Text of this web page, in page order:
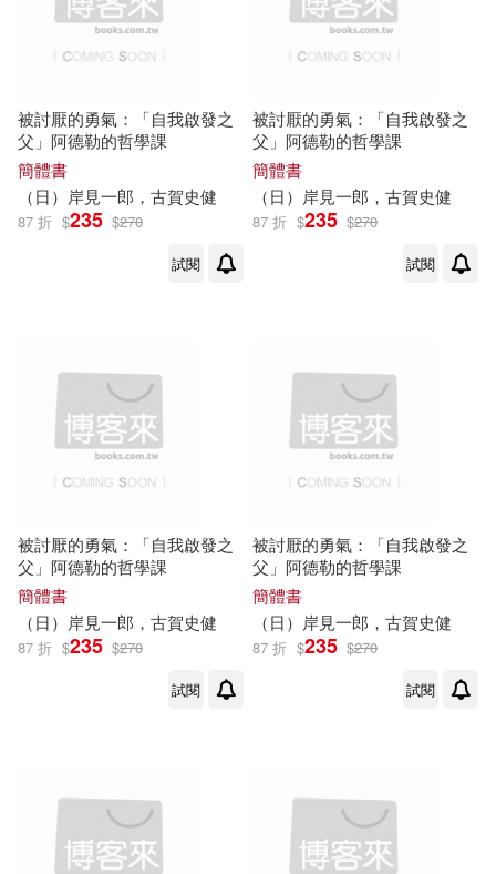
被討厭的勇氣：「自我啟發之
父」阿德勒的哲學課
簡體書
（日） 岸見一郎 ， 古賀史健
87 折 $235 $270
試閱
被討厭的勇氣：「自我啟發之
父」阿德勒的哲學課
簡體書
（日） 岸見一郎 ， 古賀史健
87 折 $235 $270
試閱
被討厭的勇氣：「自我啟發之
父」阿德勒的哲學課
簡體書
（日） 岸見一郎 ， 古賀史健
87 折 $235 $270
試閱
被討厭的勇氣：「自我啟發之
父」阿德勒的哲學課
簡體書
（日） 岸見一郎 ， 古賀史健
87 折 $235 $270
試閱